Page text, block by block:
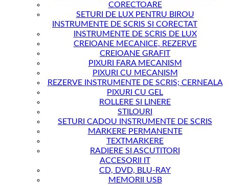
CORECTOARE
SETURI DE LUX PENTRU BIROU
INSTRUMENTE DE SCRIS SI CORECTAT
INSTRUMENTE DE SCRIS DE LUX
CREIOANE MECANICE, REZERVE
CREIOANE GRAFIT
PIXURI FARA MECANISM
PIXURI CU MECANISM
REZERVE INSTRUMENTE DE SCRIS; CERNEALA
PIXURI CU GEL
ROLLERE SI LINERE
STILOURI
SETURI CADOU INSTRUMENTE DE SCRIS
MARKERE PERMANENTE
TEXTMARKERE
RADIERE SI ASCUTITORI
ACCESORII IT
CD, DVD, BLU-RAY
MEMORII USB